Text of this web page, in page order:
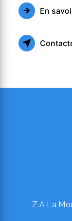
En
Z.A La